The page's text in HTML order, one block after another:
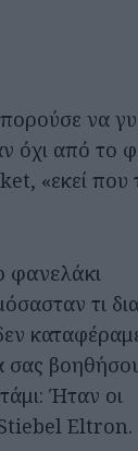
να
όχι από το
«εκεί που
φανελάκι
τι
σας
Ήταν οι
Eltron.